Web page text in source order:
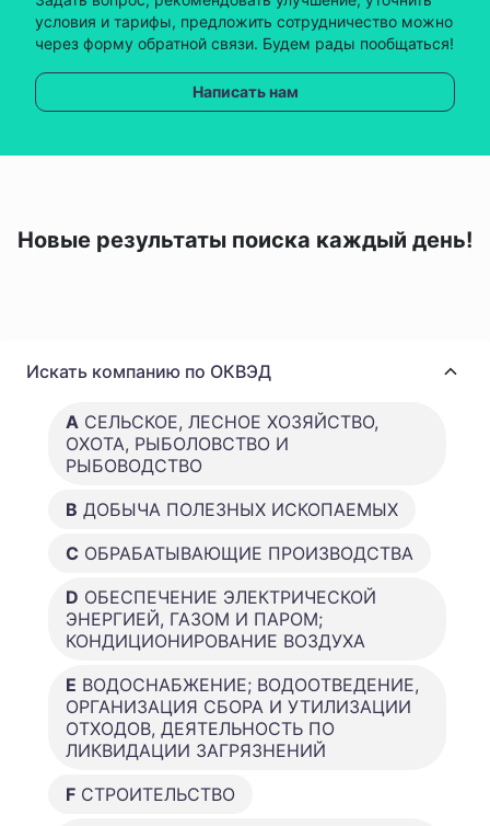
условия и тарифы, предложить сотрудничество можно
через форму обратной связи. Будем рады пообщаться!
Написать нам
Новые результаты поиска каждый день!
Искать компанию по ОКВЭД
A СЕЛЬСКОЕ, ЛЕСНОЕ ХОЗЯЙСТВО,
ОХОТА, РЫБОЛОВСТВО И
РЫБОВОДСТВО
B ДОБЫЧА ПОЛЕЗНЫХ ИСКОПАЕМЫХ
C ОБРАБАТЫВАЮЩИЕ ПРОИЗВОДСТВА
D ОБЕСПЕЧЕНИЕ ЭЛЕКТРИЧЕСКОЙ
ЭНЕРГИЕЙ, ГАЗОМ И ПАРОМ;
КОНДИЦИОНИРОВАНИЕ ВОЗДУХА
E ВОДОСНАБЖЕНИЕ; ВОДООТВЕДЕНИЕ,
ОРГАНИЗАЦИЯ СБОРА И УТИЛИЗАЦИИ
ОТХОДОВ, ДЕЯТЕЛЬНОСТЬ ПО
ЛИКВИДАЦИИ ЗАГРЯЗНЕНИЙ
F СТРОИТЕЛЬСТВО